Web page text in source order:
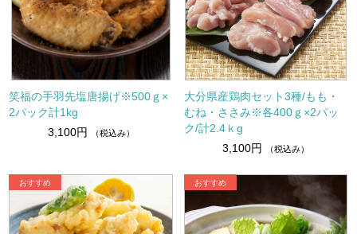
笑福の手羽先塩唐揚げ※500ｇ×
2パック計1kg
3,100円
（税込み）
大分県産鶏肉セット3種/もも・
むね・ささみ※各400ｇ×2パッ
ク/計2.4ｋg
3,100円
（税込み）